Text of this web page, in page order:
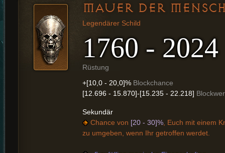
MAUER DER
Legendärer Schild
1760 - 2024
Rüstung
+[10,0 - 20,0]% Blockchance
[12.696 - 15.870]-[15.235 - 22.218]
Sekundär
Chance von [20 - 30]% , Euch mit einem
zu umgeben, wenn Ihr getroffen werdet.